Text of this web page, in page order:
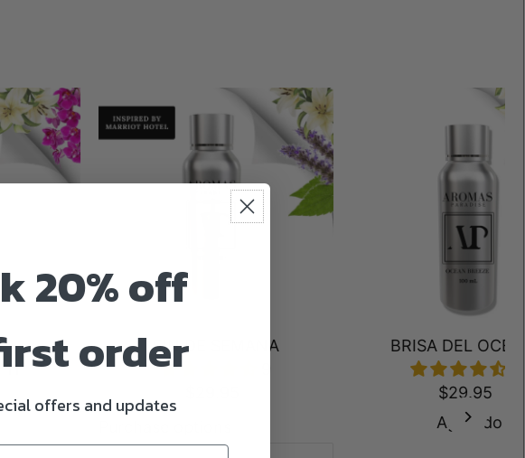
11
FIN DE SEMANA
BRISA DEL
$29.95
Agotado
20% off
order
offers and updates